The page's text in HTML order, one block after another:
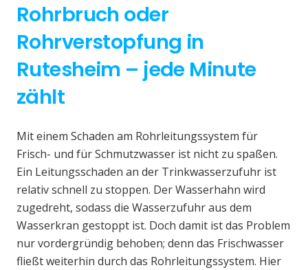
Rohrbruch oder
Rohrverstopfung in
Rutesheim – jede Minute
zählt
Mit einem Schaden am Rohrleitungssystem für
Frisch- und für Schmutzwasser ist nicht zu spaßen.
Ein Leitungsschaden an der Trinkwasserzufuhr ist
relativ schnell zu stoppen. Der Wasserhahn wird
zugedreht, sodass die Wasserzufuhr aus dem
Wasserkran gestoppt ist. Doch damit ist das Problem
nur vordergründig behoben; denn das Frischwasser
fließt weiterhin durch das Rohrleitungssystem. Hier